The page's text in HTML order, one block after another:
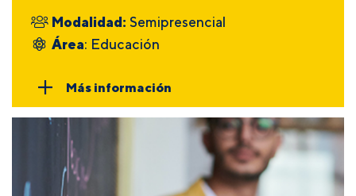
Modalidad: Semipresencial
Área: Educación
Más información